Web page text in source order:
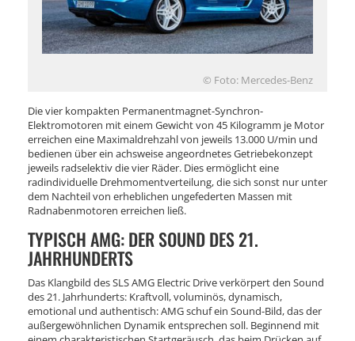
© Foto: Mercedes-Benz
Die vier kompakten Permanentmagnet-Synchron-
Elektromotoren mit einem Gewicht von 45 Kilogramm je Motor
erreichen eine Maximaldrehzahl von jeweils 13.000 U/min und
bedienen über ein achsweise angeordnetes Getriebekonzept
jeweils radselektiv die vier Räder. Dies ermöglicht eine
radindividuelle Drehmomentverteilung, die sich sonst nur unter
dem Nachteil von erheblichen ungefederten Massen mit
Radnabenmotoren erreichen ließ.
TYPISCH AMG: DER SOUND DES 21.
JAHRHUNDERTS
Das Klangbild des SLS AMG Electric Drive verkörpert den Sound
des 21. Jahrhunderts: Kraftvoll, voluminös, dynamisch,
emotional und authentisch: AMG schuf ein Sound-Bild, das der
außergewöhnlichen Dynamik entsprechen soll. Beginnend mit